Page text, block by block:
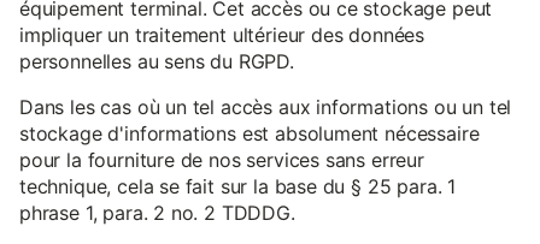
équipement terminal. Cet accès ou ce stockage peut
impliquer un traitement ultérieur des données
personnelles au sens du RGPD.
Dans les cas où un tel accès aux informations ou un tel
stockage d'informations est absolument nécessaire
pour la fourniture de nos services sans erreur
technique, cela se fait sur la base du § 25 para. 1
phrase 1, para. 2 no. 2 TDDDG.